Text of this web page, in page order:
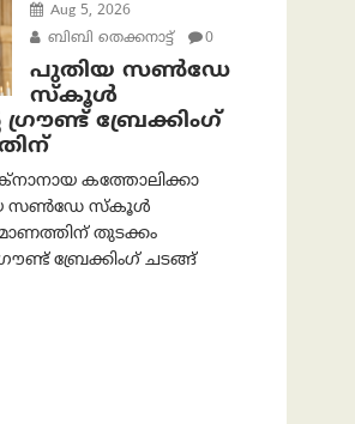
Aug 5, 2026
ബിബി തെക്കനാട്ട്
0
പുതിയ സൺഡേ
സ്കൂൾ
ഗ്രൗണ്ട് ബ്രേക്കിംഗ്
കത്തോലിക്കാ
സൺഡേ സ്കൂൾ
തുടക്കം
ബ്രേക്കിംഗ് ചടങ്ങ്